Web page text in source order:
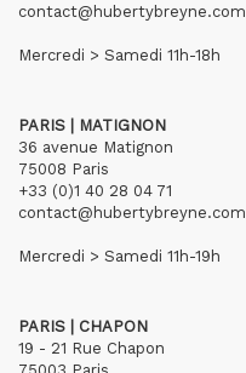
contact@hubertybreyne.com
Mercredi > Samedi 11h-18h
PARIS | MATIGNON
36 avenue Matignon
75008 Paris
+33 (0)1 40 28 04 71
contact@hubertybreyne.com
Mercredi > Samedi 11h-19h
PARIS | CHAPON
19 - 21 Rue Chapon